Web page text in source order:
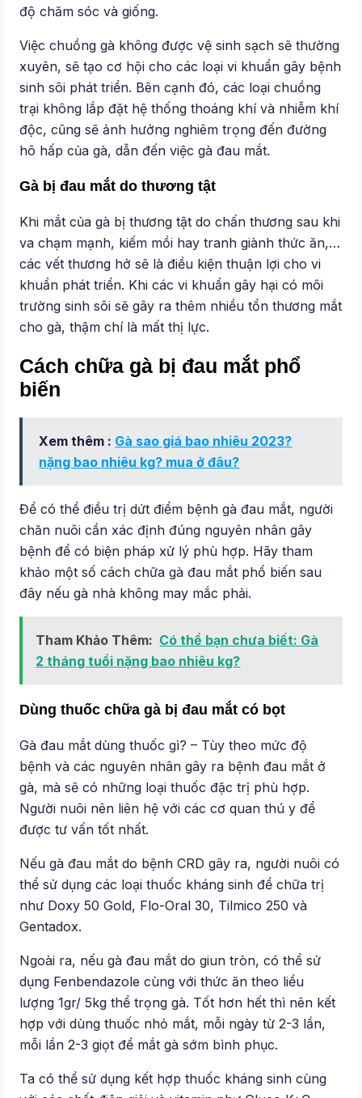
độ chăm sóc và giống.
Việc chuồng gà không được vệ sinh sạch sẽ thường
xuyên, sẽ tạo cơ hội cho các loại vi khuẩn gây bệnh
sinh sôi phát triển. Bên cạnh đó, các loại chuồng
trại không lắp đặt hệ thống thoáng khí và nhiễm khí
độc, cũng sẽ ảnh hưởng nghiêm trọng đến đường
hô hấp của gà, dẫn đến việc gà đau mắt.
Gà bị đau mắt do thương tật
Khi mắt của gà bị thương tật do chấn thương sau khi
va chạm mạnh, kiếm mồi hay tranh giành thức ăn,…
các vết thương hở sẽ là điều kiện thuận lợi cho vi
khuẩn phát triển. Khi các vi khuẩn gây hại có môi
trường sinh sôi sẽ gây ra thêm nhiều tổn thương mắt
cho gà, thậm chí là mất thị lực.
Cách chữa gà bị đau mắt phổ
biến
Xem thêm : Gà sao giá bao nhiêu 2023?
nặng bao nhiêu kg? mua ở đâu?
Để có thể điều trị dứt điểm bệnh gà đau mắt, người
chăn nuôi cần xác định đúng nguyên nhân gây
bệnh để có biện pháp xử lý phù hợp. Hãy tham
khảo một số cách chữa gà đau mắt phổ biến sau
đây nếu gà nhà không may mắc phải.
Tham Khảo Thêm: Có thể bạn chưa biết: Gà
2 tháng tuổi nặng bao nhiêu kg?
Dùng thuốc chữa gà bị đau mắt có bọt
Gà đau mắt dùng thuốc gì? – Tùy theo mức độ
bệnh và các nguyên nhân gây ra bệnh đau mắt ở
gà, mà sẽ có những loại thuốc đặc trị phù hợp.
Người nuôi nên liên hệ với các cơ quan thú y để
được tư vấn tốt nhất.
Nếu gà đau mắt do bệnh CRD gây ra, người nuôi có
thể sử dụng các loại thuốc kháng sinh để chữa trị
như Doxy 50 Gold, Flo-Oral 30, Tilmico 250 và
Gentadox.
Ngoài ra, nếu gà đau mắt do giun tròn, có thể sử
dụng Fenbendazole cùng với thức ăn theo liều
lượng 1gr/ 5kg thể trọng gà. Tốt hơn hết thì nên kết
hợp với dùng thuốc nhỏ mắt, mỗi ngày từ 2-3 lần,
mỗi lần 2-3 giọt để mắt gà sớm bình phục.
Ta có thể sử dụng kết hợp thuốc kháng sinh cùng